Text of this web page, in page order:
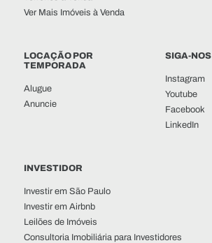
Ver Mais Imóveis à Venda
LOCAÇÃO POR
TEMPORADA
Alugue
Anuncie
SIGA-NOS
Instagram
Youtube
Facebook
LinkedIn
INVESTIDOR
Investir em São Paulo
Investir em Airbnb
Leilões de Imóveis
Consultoria Imobiliária para Investidores